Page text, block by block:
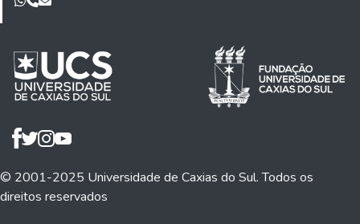
© 2001-2025 Universidade de Caxias do Sul. Todos os
direitos reservados